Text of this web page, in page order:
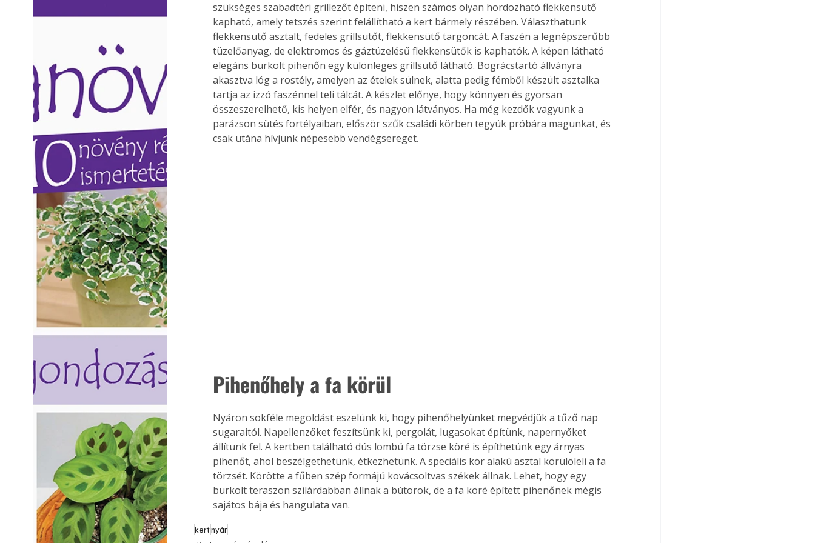
Ezermester lapszámai. A
Laptapir kényelmes megoldás,
mert: – t
szükséges szabadtéri grillezőt építeni, hiszen számos olyan hordozható flekkensütő
kapható, amely tetszés szerint felállítható a kert bármely részében. Választhatunk
flekkensütő asztalt, fedeles grillsütőt, flekkensütő targoncát. A faszén a legnépszerűbb
tüzelőanyag, de elektromos és gáztüzelésű flekkensütők is kaphatók. A képen látható
elegáns burkolt pihenőn egy különleges grillsütő látható. Bográcstartó állványra
akasztva lóg a rostély, amelyen az ételek sülnek, alatta pedig fémből készült asztalka
tartja az izzó faszénnel teli tálcát. A készlet előnye, hogy könnyen és gyorsan
összeszerelhető, kis helyen elfér, és nagyon látványos. Ha még kezdők vagyunk a
parázson sütés fortélyaiban, először szűk családi körben tegyük próbára magunkat, és
csak utána hívjunk népesebb vendégsereget.
Pihenőhely a fa körül
Nyáron sokféle megoldást eszelünk ki, hogy pihenőhelyünket megvédjük a tűző nap
sugaraitól. Napellenzőket feszítsünk ki, pergolát, lugasokat építünk, napernyőket
állítunk fel. A kertben található dús lombú fa törzse köré is építhetünk egy árnyas
pihenőt, ahol beszélgethetünk, étkezhetünk. A speciális kör alakú asztal körülöleli a fa
törzsét. Körötte a fűben szép formájú kovácsoltvas székek állnak. Lehet, hogy egy
burkolt teraszon szilárdabban állnak a bútorok, de a fa köré épített pihenőnek mégis
sajátos bája és hangulata van.
kertnyár